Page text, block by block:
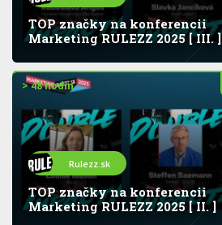
TOP značky na konferencii
Marketing RULEZZ 2025 [ III. ]
> 48 hodín
Rulezz.sk
TOP značky na konferencii
Marketing RULEZZ 2025 [ II. ]